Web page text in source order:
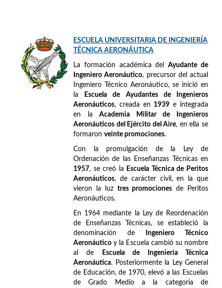
ESCUELA UNIVERSITARIA DE INGENIERÍA
TÉCNICA AERONÁUTICA
La formación académica delAyudante de
Ingeniero Aeronáutico, precursor del actual
Ingeniero Técnico Aeronáutico, se inició en
la
Escuela de Ayudantes de Ingenieros
Aeronáuticos, creada en 1939 e integrada
en laAcademia Militar de Ingenieros
Aeronáuticos del Ejército del Aire, en ella se
formaron veinte promociones.
Con la promulgación de la Ley de
Ordenación de las Enseñanzas Técnicas en
1957, se creó la
Escuela Técnica de Peritos
Aeronáuticos, de carácter civil, en la que
vieron la luz tres promociones de Peritos
Aeronáuticos.
En 1964 mediante la Ley de Reordenación
de Enseñanzas Técnicas, se estableció la
denominación de
Ingeniero Técnico
Aeronáutico y la Escuela cambió su nombre
al de
Escuela de Ingeniería Técnica
Aeronáutica. Posteriormente la Ley General
de Educación, de 1970, elevó a las Escuelas
de Grado Medio a la categoría de